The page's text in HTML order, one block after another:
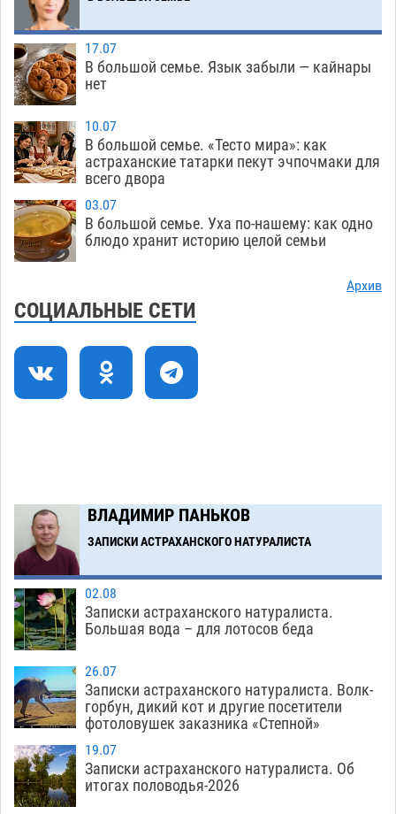
зеленые зоны на автоматический полив
13:13
Скончался второй ребенок после пожара в
Астрахани
12:49
Астраханские гандболисты с крупной победы
стартовали на Всероссийской Спартакиаде
12:16
В астраханском селе невестка изрешетила
машину свекрови
06.08
нелегалов прямым рейсом из Шереметьево
11:08 Как астраханцы назвали своих детей в июле
Загрузить еще
17.07
В большой семье. Язык забыли — кайнары
нет
10.07
В большой семье. «Тесто мира»: как
астраханские татарки пекут эчпочмаки для
всего двора
03.07
В большой семье. Уха по-нашему: как одно
блюдо хранит историю целой семьи
Архив
СОЦИАЛЬНЫЕ СЕТИ
ВЛАДИМИР ПАНЬКОВ
ЗАПИСКИ АСТРАХАНСКОГО НАТУРАЛИСТА
02.08
Записки астраханского натуралиста.
Большая вода – для лотосов беда
26.07
Записки астраханского натуралиста. Волк-
горбун, дикий кот и другие посетители
фотоловушек заказника «Степной»
19.07
Записки астраханского натуралиста. Об
итогах половодья-2026